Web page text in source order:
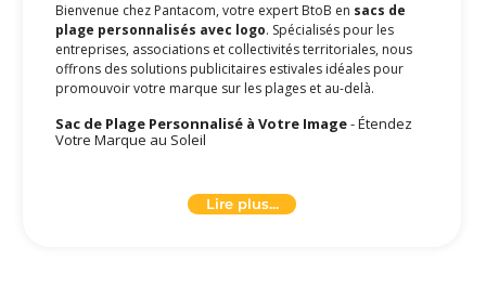
Bienvenue chez Pantacom, votre expert BtoB en sacs de
plage personnalisés avec logo. Spécialisés pour les
entreprises, associations et collectivités territoriales, nous
offrons des solutions publicitaires estivales idéales pour
promouvoir votre marque sur les plages et au-delà.
Sac de Plage Personnalisé à Votre Image- Étendez
Votre Marque au Soleil
visuellement attrayants, ils assurent une visibilité maximale
Lire plus...